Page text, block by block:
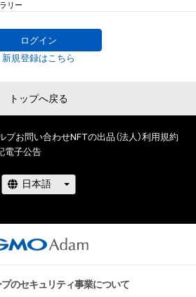
リー
ログイン
新規登録はこちら
トップへ戻る
プお問い合わせNFTの出品（法人）利用規約
電子公告
のセキュリティ事業について